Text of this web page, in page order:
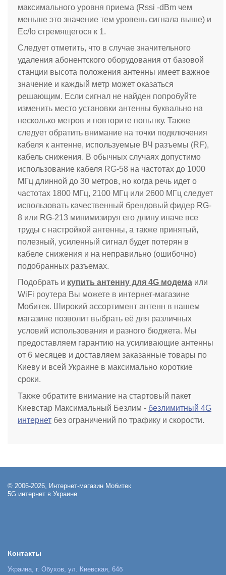
максимального уровня приема (Rssi -dBm чем
меньше это значение тем уровень сигнала выше) и
Ec/Io стремящегося к 1.
Следует отметить, что в случае значительного
удаления абонентского оборудования от базовой
станции высота положения антенны имеет важное
значение и каждый метр может оказаться
решающим. Если сигнал не найден попробуйте
изменить место установки антенны буквально на
несколько метров и повторите попытку. Также
следует обратить внимание на точки подключения
кабеля к антенне, используемые ВЧ разъемы (RF),
кабель снижения. В обычных случаях допустимо
использование кабеля RG-58 на частотах до 1000
МГц длинной до 30 метров, но когда речь идет о
частотах 1800 МГц, 2100 МГц или 2600 МГц следует
использовать качественный брендовый фидер RG-
8 или RG-213 минимизируя его длину иначе все
труды с настройкой антенны, а также принятый,
полезный, усиленный сигнал будет потерян в
кабеле снижения и на неправильно (ошибочно)
подобранных разъемах.
Подобрать и купить антенну для 4G модема или
WiFi роутера Вы можете в интернет-магазине
Мобитек. Широкий ассортимент антенн в нашем
магазине позволит выбрать её для различных
условий использования и разного бюджета. Мы
предоставляем гарантию на усиливающие антенны
от 6 месяцев и доставляем заказанные товары по
Киеву и всей Украине в максимально короткие
сроки.
Также обратите внимание на стартовый пакет
Киевстар Максимальный Безлим - безлимитный 4G
интернет без ограничений по трафику и скорости.
© 2006-2026, Интернет-магазин Мобитек
5G интернет в Украине
Контакты
Украина, г. Обухов, ул. Киевская, 64б